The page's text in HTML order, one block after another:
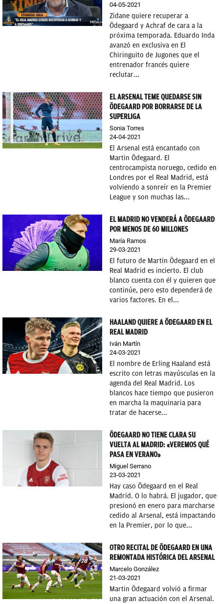
04-05-2021
Zidane quiere recuperar a
Ödegaard y Achraf de cara a la
próxima temporada. Eduardo Inda
avanzó en exclusiva en El
Chiringuito de Jugones que el
entrenador francés quiere
reclutar...
EL ARSENAL TEME QUEDARSE SIN
ÖDEGAARD POR BORRARSE DE LA
SUPERLIGA
Sonia Torres
24-04-2021
El Arsenal está encantado con
Martin Ödegaard. El
centrocampista noruego, cedido en
Londres por el Real Madrid, está
volviendo a sonreír en la Premier
League y son muchas las...
EL MADRID NO VENDERÁ A ÖDEGAARD
POR MENOS DE 60 MILLONES
María Ramos
29-03-2021
El futuro de Martin Ödegaard en el
Real Madrid es incierto. El club
blanco cuenta con él y quieren que
continúe, pero esto dependerá de
varios factores. En el...
HAALAND QUIERE A ÖDEGAARD EN EL
REAL MADRID
Iván Martín
24-03-2021
El nombre de Erling Haaland está
escrito con letras mayúsculas en la
agenda del Real Madrid. Los
blancos hace tiempo que pusieron
en marcha la maquinaria para
tratar de hacerse...
ÖDEGAARD NO TIENE CLARA SU
VUELTA AL MADRID: «VEREMOS QUÉ
PASA EN VERANO»
Miguel Serrano
23-03-2021
Hay caso Ödegaard en el Real
Madrid. O lo habrá. El jugador, que
presionó en enero para marcharse
cedido al Arsenal, está impactando
en la Premier, por lo que...
OTRO RECITAL DE ÖDEGAARD EN UNA
REMONTADA HISTÓRICA DEL ARSENAL
Marcelo González
21-03-2021
Martin Ödegaard volvió a firmar
una gran actuación con el Arsenal.